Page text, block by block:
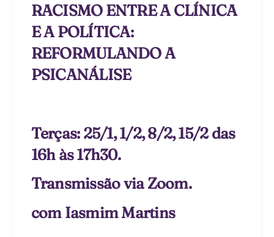
RACISMO ENTRE A CLÍNICA
E A POLÍTICA:
REFORMULANDO A
PSICANÁLISE
Terças: 25/1, 1/2, 8/2, 15/2 das
16h às 17h30.
Transmissão via Zoom.
com Iasmim Martins